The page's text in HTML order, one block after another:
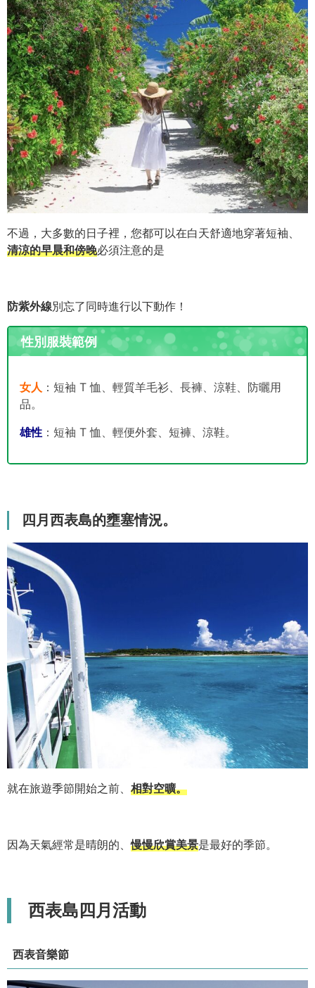
不過，大多數的日子裡，您都可以在白天舒適地穿著短袖、
清涼的早晨和傍晚必須注意的是
防紫外線別忘了同時進行以下動作！
性別服裝範例
女人 ：短袖 T 恤、輕質羊毛衫、長褲、涼鞋、防曬用
品。
雄性 ：短袖 T 恤、輕便外套、短褲、涼鞋。
四月西表島的壅塞情況。
就在旅遊季節開始之前、 相對空曠。
因為天氣經常是晴朗的、慢慢欣賞美景是最好的季節。
西表島四月活動
西表音樂節